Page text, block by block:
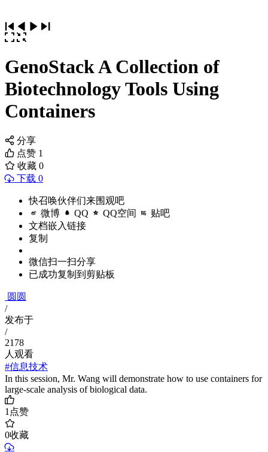
GenoStack A Collection of
Biotechnology Tools Using
Containers
分享
点赞 1
收藏 0
下载 0
快召唤伙伴们来围观吧
微博 QQ QQ空间 贴吧
文档嵌入链接
复制
微信扫一扫分享
已成功复制到剪贴板
圆圆
/
发布于
/
2178
人观看
#信息技术
In this session, Mr. Wang will demonstrate how to use containers for
large-scale analysis of biological data.
1点赞
0收藏